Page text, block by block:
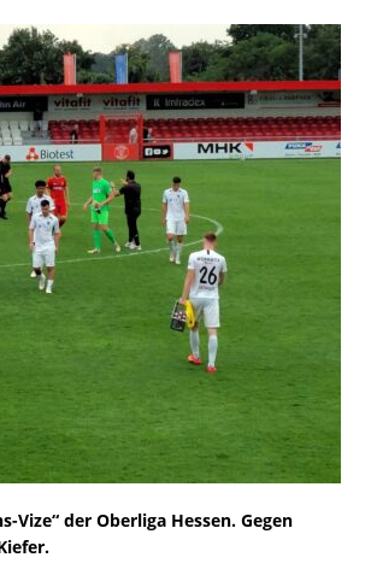
Vize“ der Oberliga Hessen. Gegen